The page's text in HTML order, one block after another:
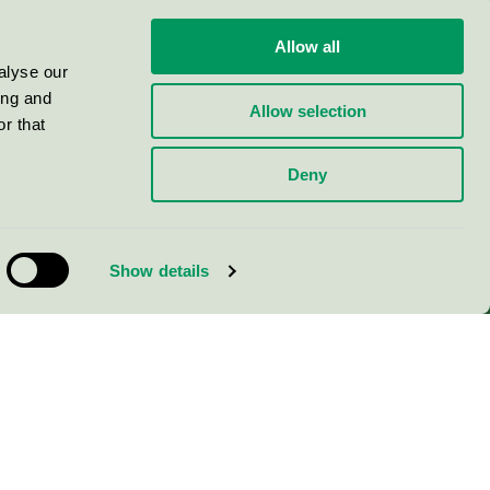
our
and
that
Show details
Allow all
Allow selection
Deny